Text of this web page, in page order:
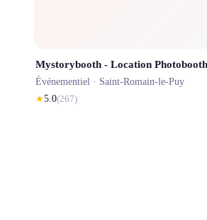
Événementiel · Saint-Romain-le-Puy
★5.0(267)